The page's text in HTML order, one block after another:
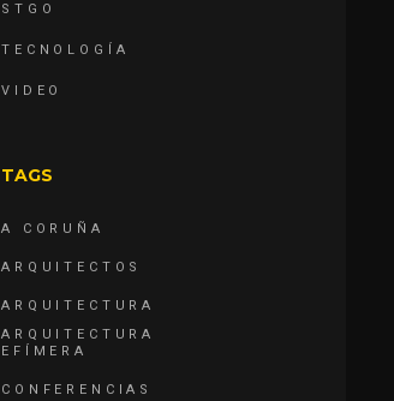
STGO
TECNOLOGÍA
VIDEO
TAGS
A CORUÑA
ARQUITECTOS
ARQUITECTURA
ARQUITECTURA
EFÍMERA
CONFERENCIAS